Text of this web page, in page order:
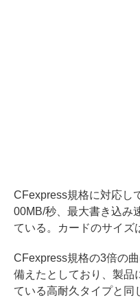
CFexpress規格に対応し
00MB/秒、最大書き込み
ている。カードのサイズ
CFexpress規格の3倍の
備えたとしており、製品
ている高耐久タイプと同